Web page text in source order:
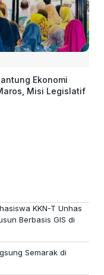
Ekonomi
Misi Legislatif
KKN-T Unhas
Berbasis GIS di
Semarak di